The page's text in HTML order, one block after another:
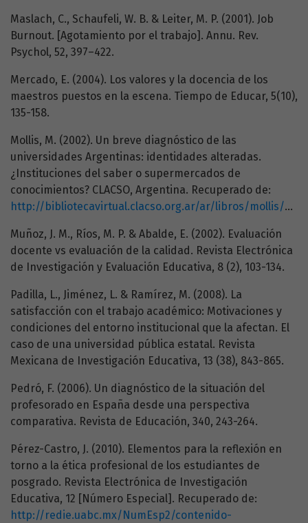
Maslach, C., Schaufeli, W. B. & Leiter, M. P. (2001). Job
Burnout. [Agotamiento por el trabajo]. Annu. Rev.
Psychol, 52, 397–422.
Mercado, E. (2004). Los valores y la docencia de los
maestros puestos en la escena. Tiempo de Educar, 5(10),
135-158.
Mollis, M. (2002). Un breve diagnóstico de las
universidades Argentinas: identidades alteradas.
¿Instituciones del saber o supermercados de
conocimientos? CLACSO, Argentina. Recuperado de:
http://bibliotecavirtual.clacso.org.ar/ar/libros/mollis/mollis.pdf
Muñoz, J. M., Ríos, M. P. & Abalde, E. (2002). Evaluación
docente vs evaluación de la calidad. Revista Electrónica
de Investigación y Evaluación Educativa, 8 (2), 103-134.
Padilla, L., Jiménez, L. & Ramírez, M. (2008). La
satisfacción con el trabajo académico: Motivaciones y
condiciones del entorno institucional que la afectan. El
caso de una universidad pública estatal. Revista
Mexicana de Investigación Educativa, 13 (38), 843-865.
Pedró, F. (2006). Un diagnóstico de la situación del
profesorado en España desde una perspectiva
comparativa. Revista de Educación, 340, 243-264.
Pérez-Castro, J. (2010). Elementos para la reflexión en
torno a la ética profesional de los estudiantes de
posgrado. Revista Electrónica de Investigación
Educativa, 12 [Número Especial]. Recuperado de:
http://redie.uabc.mx/NumEsp2/contenido-